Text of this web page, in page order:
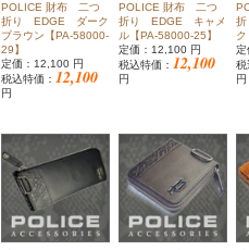
POLICE 財布 二つ
折り EDGE ダーク
ブラウン【PA-58000-
29】
定価：12,100 円
税込特価： 12,100
円
POLICE 財布 二つ
折り EDGE キャメ
ル【PA-58000-25】
定価：12,100 円
税込特価： 12,100
円
定
税
円